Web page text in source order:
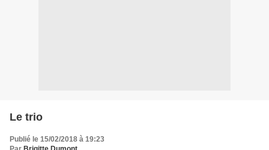
Le trio
Publié le 15/02/2018 à 19:23